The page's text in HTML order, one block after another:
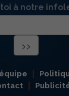
à notre